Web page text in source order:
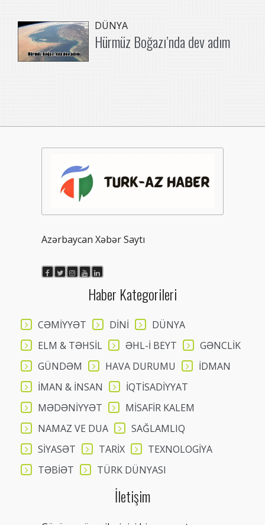
DÜNYA
Hürmüz Boğazı’nda dev adım
Azərbaycan Xəbər Saytı
Haber Kategorileri
CƏMİYYƏT DİNİ
DÜNYA
ELM & TƏHSİL
ƏHL-İ BEYT
GƏNCLİK
GÜNDƏM
HAVA DURUMU
İDMAN
İMAN & İNSAN
İQTİSADİYYAT
MƏDƏNİYYƏT
MİSAFİR KALEM
NAMAZ VE DUA
SAĞLAMLIQ
SİYASƏT
TARİX
TEXNOLOGİYA
TƏBİƏT
TÜRK DÜNYASI
İletişim